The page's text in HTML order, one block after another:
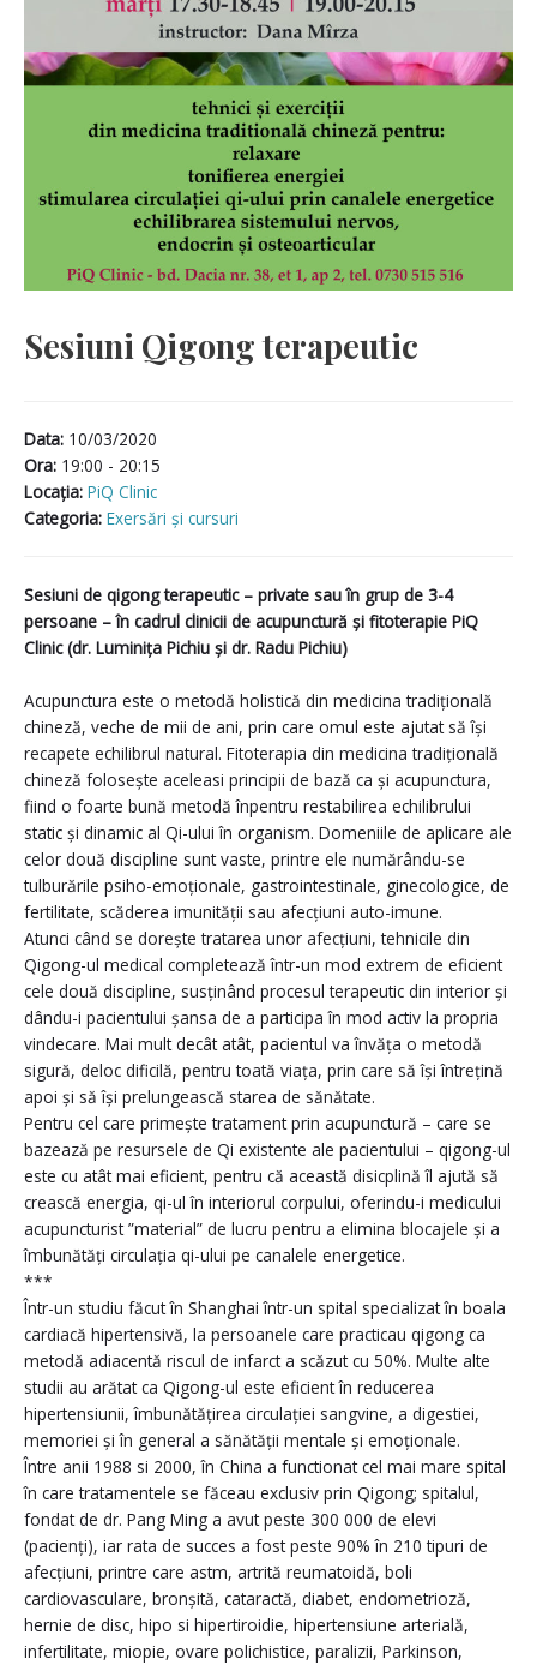
Sesiuni Qigong terapeutic
Data: 10/03/2020
Ora: 19:00 - 20:15
Locaţia: PiQ Clinic
Categoria: Exersări și cursuri
Sesiuni de qigong terapeutic – private sau în grup de 3-4
persoane – în cadrul clinicii de acupunctură și fitoterapie PiQ
Clinic (dr. Luminița Pichiu și dr. Radu Pichiu)
Acupunctura este o metodă holistică din medicina tradițională
chineză, veche de mii de ani, prin care omul este ajutat să își
recapete echilibrul natural. Fitoterapia din medicina tradițională
chineză folosește aceleasi principii de bază ca și acupunctura,
fiind o foarte bună metodă înpentru restabilirea echilibrului
static și dinamic al Qi-ului în organism. Domeniile de aplicare ale
celor două discipline sunt vaste, printre ele numărându-se
tulburările psiho-emoționale, gastrointestinale, ginecologice, de
fertilitate, scăderea imunității sau afecțiuni auto-imune.
Atunci când se dorește tratarea unor afecțiuni, tehnicile din
Qigong-ul medical completează într-un mod extrem de eficient
cele două discipline, susținând procesul terapeutic din interior și
dându-i pacientului șansa de a participa în mod activ la propria
vindecare. Mai mult decât atât, pacientul va învăța o metodă
sigură, deloc dificilă, pentru toată viața, prin care să își întrețină
apoi și să își prelungească starea de sănătate.
Pentru cel care primește tratament prin acupunctură – care se
bazează pe resursele de Qi existente ale pacientului – qigong-ul
este cu atât mai eficient, pentru că această disicplină îl ajută să
crească energia, qi-ul în interiorul corpului, oferindu-i medicului
acupuncturist ”material” de lucru pentru a elimina blocajele și a
îmbunătăți circulația qi-ului pe canalele energetice.
***
Într-un studiu făcut în Shanghai într-un spital specializat în boala
cardiacă hipertensivă, la persoanele care practicau qigong ca
metodă adiacentă riscul de infarct a scăzut cu 50%. Multe alte
studii au arătat ca Qigong-ul este eficient în reducerea
hipertensiunii, îmbunătățirea circulației sangvine, a digestiei,
memoriei și în general a sănătății mentale și emoționale.
Între anii 1988 si 2000, în China a functionat cel mai mare spital
în care tratamentele se făceau exclusiv prin Qigong; spitalul,
fondat de dr. Pang Ming a avut peste 300 000 de elevi
(pacienți), iar rata de succes a fost peste 90% în 210 tipuri de
afecțiuni, printre care astm, artrită reumatoidă, boli
cardiovasculare, bronșită, cataractă, diabet, endometrioză,
hernie de disc, hipo si hipertiroidie, hipertensiune arterială,
infertilitate, miopie, ovare polichistice, paralizii, Parkinson,